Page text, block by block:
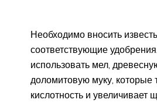
Необходимо вносить
соответствующие
использовать мел,
доломитовую муку, которые
кислотность и увеличивает